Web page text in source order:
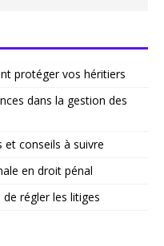
protéger vos héritiers
dans la gestion des
et conseils à suivre
en droit pénal
régler les litiges